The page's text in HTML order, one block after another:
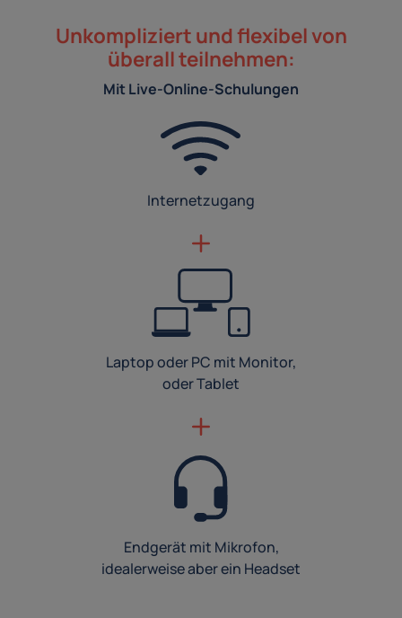
Unkompliziert und flexibel von
überall teilnehmen:
Mit Live-Online-Schulungen
Internetzugang
Laptop oder PC mit Monitor,
oder Tablet
Endgerät mit Mikrofon,
idealerweise aber ein Headset